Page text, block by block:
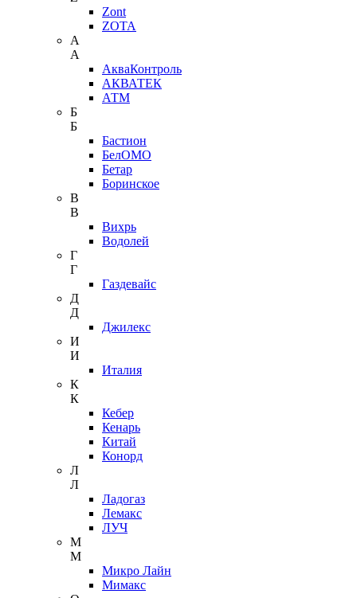
Zont
ZOTA
А
А
АкваКонтроль
АКВАТЕК
АТМ
Б
Б
Бастион
БелОМО
Бетар
Боринское
В
В
Вихрь
Водолей
Г
Г
Газдевайс
Д
Д
Джилекс
И
И
Италия
К
К
Кебер
Кенарь
Китай
Конорд
Л
Л
Ладогаз
Лемакс
ЛУЧ
М
М
Микро Лайн
Мимакс